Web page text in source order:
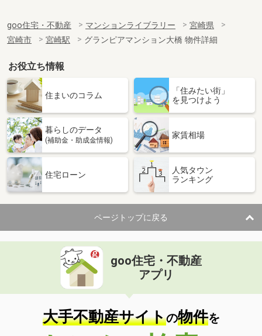
goo住宅・不動産 マンションライブラリー
宮崎県
宮崎市
宮崎駅 グランピアマンション大橋 物件詳細
お役立ち情報
住まいのコラム
「住みたい街」
を見つけよう
暮らしのデータ
(補助金・助成金情報)
家賃相場
住宅ローン
人気タウン
ランキング
ページトップに戻る
goo住宅・不動産
アプリ
大手不動産サイトの物件を